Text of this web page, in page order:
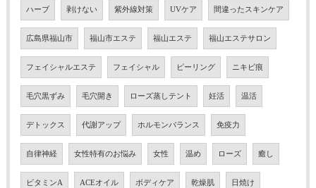
ハーブ 剥けない 紫外線対策 UVケア 間違ったスキンケア
広島県福山市 福山市エステ 福山エステ 福山エステサロン
フェイシャルエステ フェイシャル ピーリング ニキビ痕
毛穴黒ずみ 毛穴開き ローズ蒸しテント 妊活 温活
デトックス 代謝アップ ホルモンバランス 免疫力
自律神経 女性特有のお悩み 女性 温め ローズ 癒し
ビタミンA ACEオイル ボディケア 乾燥肌 日焼け